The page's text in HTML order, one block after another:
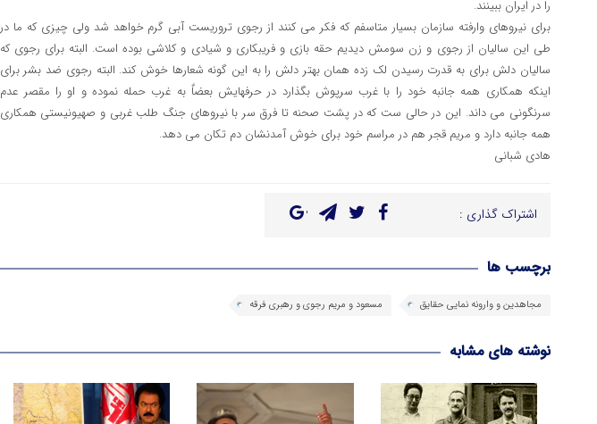
را در ایران ببینند.
برای نیروهای وارفته سازمان بسیار متاسفم که فکر می کنند از رجوی تروریست آبی گرم خواهد شد ولی چیزی که ما در
طی این سالیان از رجوی و زن سومش دیدیم حقه بازی و فریبکاری و شیادی و کلاشی بوده است. البته برای رجوی که
سالیان دلش برای به قدرت رسیدن لک زده همان بهتر دلش را به این گونه شعارها خوش کند. البته رجوی ضد بشر برای
اینکه همکاری همه جانبه خود را با غرب سرپوش بگذارد در حرفهایش بعضاٌ به غرب حمله نموده و او را مقصر عدم
سرنگونی می داند. این در حالی ست که در پشت صحنه تا فرق سر با نیروهای جنگ طلب غربی و صهیونیستی همکاری
همه جانبه دارد و مریم قجر هم در مراسم خود برای خوش آمدنشان دم تکان می دهد.
هادی شبانی
اشتراک گذاری :
برچسب ها
مجاهدین و وارونه نمایی حقایق مسعود و مریم رجوی و رهبری فرقه
نوشته های مشابه